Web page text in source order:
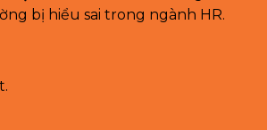
bị hiểu sai trong ngành HR.